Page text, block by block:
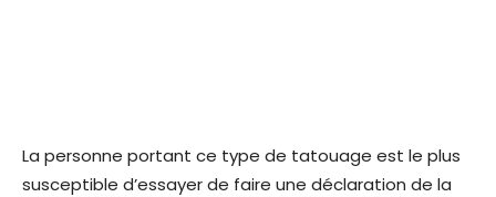
La personne portant ce type de tatouage est le plus
susceptible d’essayer de faire une déclaration de la